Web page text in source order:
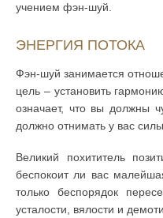
учением фэн-шуй.
ЭНЕРГИЯ ПОТОКА
Фэн-шуй занимается
цель – установить
означает, что вы должны
должно отнимать у вас
Великий похититель
беспокоит ли вас
только беспорядок
усталости, вялости и